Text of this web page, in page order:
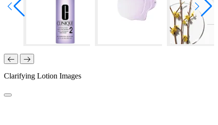
Clarifying Lotion Images